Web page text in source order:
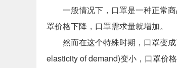
一般情况下，口罩是一种正常
罩价格下降，口罩需求量就增加。
然而在这个特殊时期，口罩变
elasticity of demand)变小，口罩价